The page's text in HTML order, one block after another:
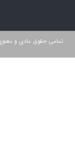
تمامی حقوق مادی و